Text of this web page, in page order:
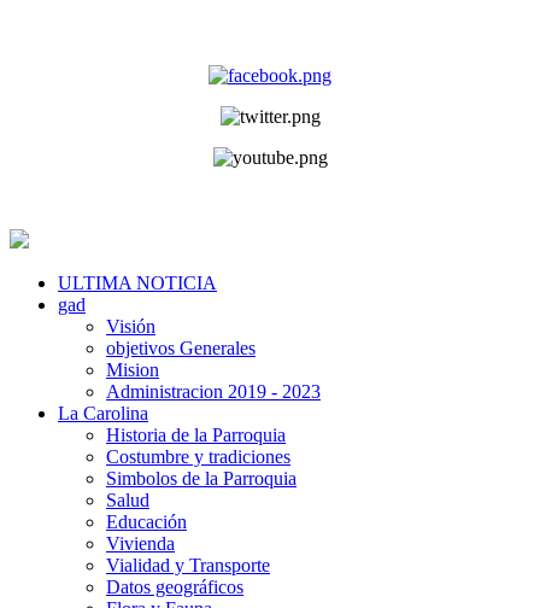
ULTIMA NOTICIA
gad
Visión
objetivos Generales
Mision
Administracion 2019 - 2023
La Carolina
Historia de la Parroquia
Costumbre y tradiciones
Simbolos de la Parroquia
Salud
Educación
Vivienda
Vialidad y Transporte
Datos geográficos